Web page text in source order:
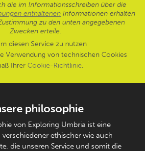
die im Informationsschreiben über die
enthaltenen Informationen erhalten
zu den unten angegebenen
Zwecken erteile.
diesen Service zu nutzen
Verwendung von technischen Cookies
Ihrer Cookie-Richtlinie.
philosophie
von Exploring Umbria ist eine
ethischer wie auch
die unseren Service und somit die